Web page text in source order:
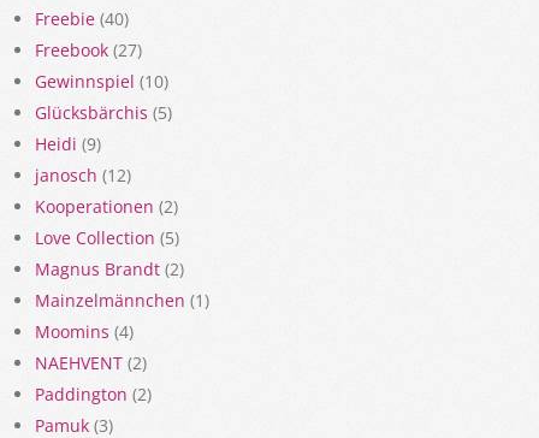
Freebie (40)
Freebook (27)
Gewinnspiel (10)
Glücksbärchis (5)
Heidi (9)
janosch (12)
Kooperationen (2)
Love Collection (5)
Magnus Brandt (2)
Mainzelmännchen (1)
Moomins (4)
NAEHVENT (2)
Paddington (2)
Pamuk (3)